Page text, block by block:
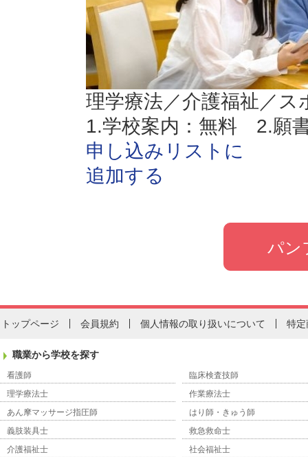
理学療法／介護福祉／ス
1.学校案内：無料 2.願
申し込みリストに
追加する
トップページ 会員規約 個人情報の取り扱いについて 特定
職業から学校を探す
看護師
臨床検査技師
理学療法士
作業療法士
あん摩マッサージ指圧師
はり師・きゅう師
義肢装具士
救急救命士
介護福祉士
社会福祉士